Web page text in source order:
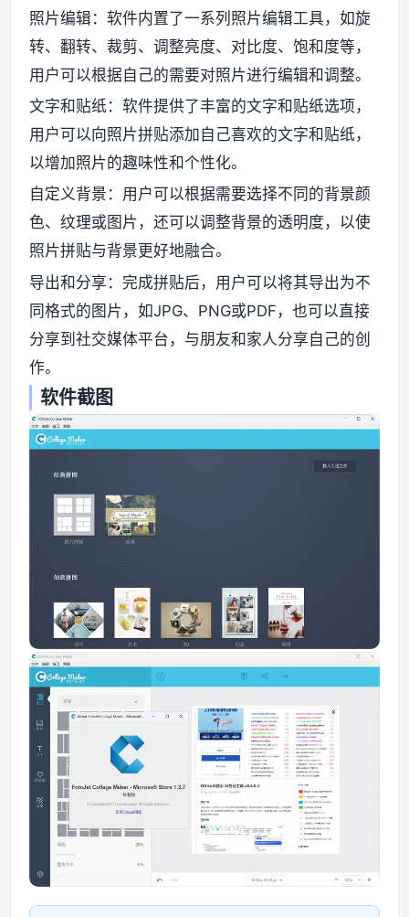
照片编辑：软件内置了一系列照片编辑工具，如旋
转、翻转、裁剪、调整亮度、对比度、饱和度等，
用户可以根据自己的需要对照片进行编辑和调整。
文字和贴纸：软件提供了丰富的文字和贴纸选项，
用户可以向照片拼贴添加自己喜欢的文字和贴纸，
以增加照片的趣味性和个性化。
自定义背景：用户可以根据需要选择不同的背景颜
色、纹理或图片，还可以调整背景的透明度，以使
照片拼贴与背景更好地融合。
导出和分享：完成拼贴后，用户可以将其导出为不
同格式的图片，如JPG、PNG或PDF，也可以直接
分享到社交媒体平台，与朋友和家人分享自己的创
作。
软件截图